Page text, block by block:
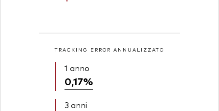
TRACKING ERROR ANNUALIZZATO
1 anno
0,17%
3 anni